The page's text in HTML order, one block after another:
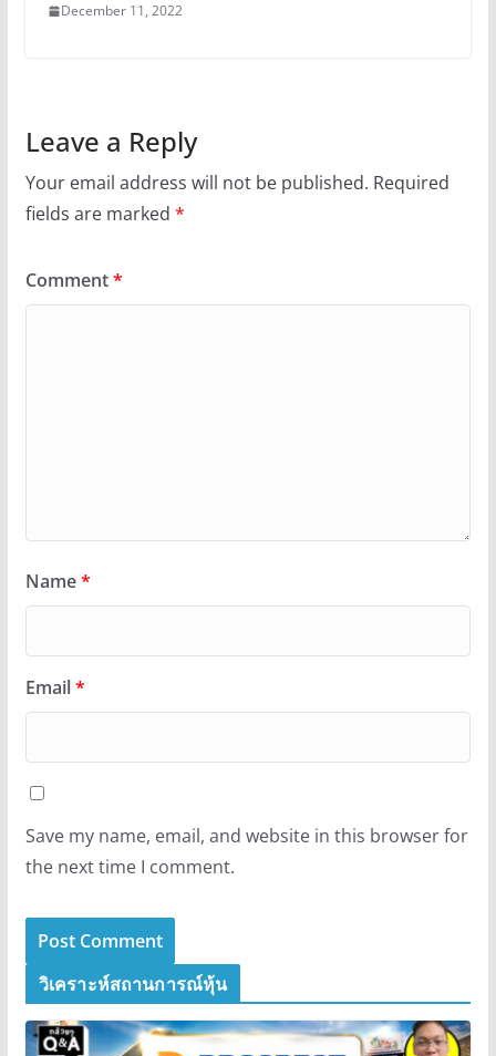
December 11, 2022
Leave a Reply
Your email address will not be published. Required
fields are marked *
Comment*
Name*
Email*
Save my name, email, and website in this browser for
the next time I comment.
วิเคราะห์สถานการณ์หุ้น